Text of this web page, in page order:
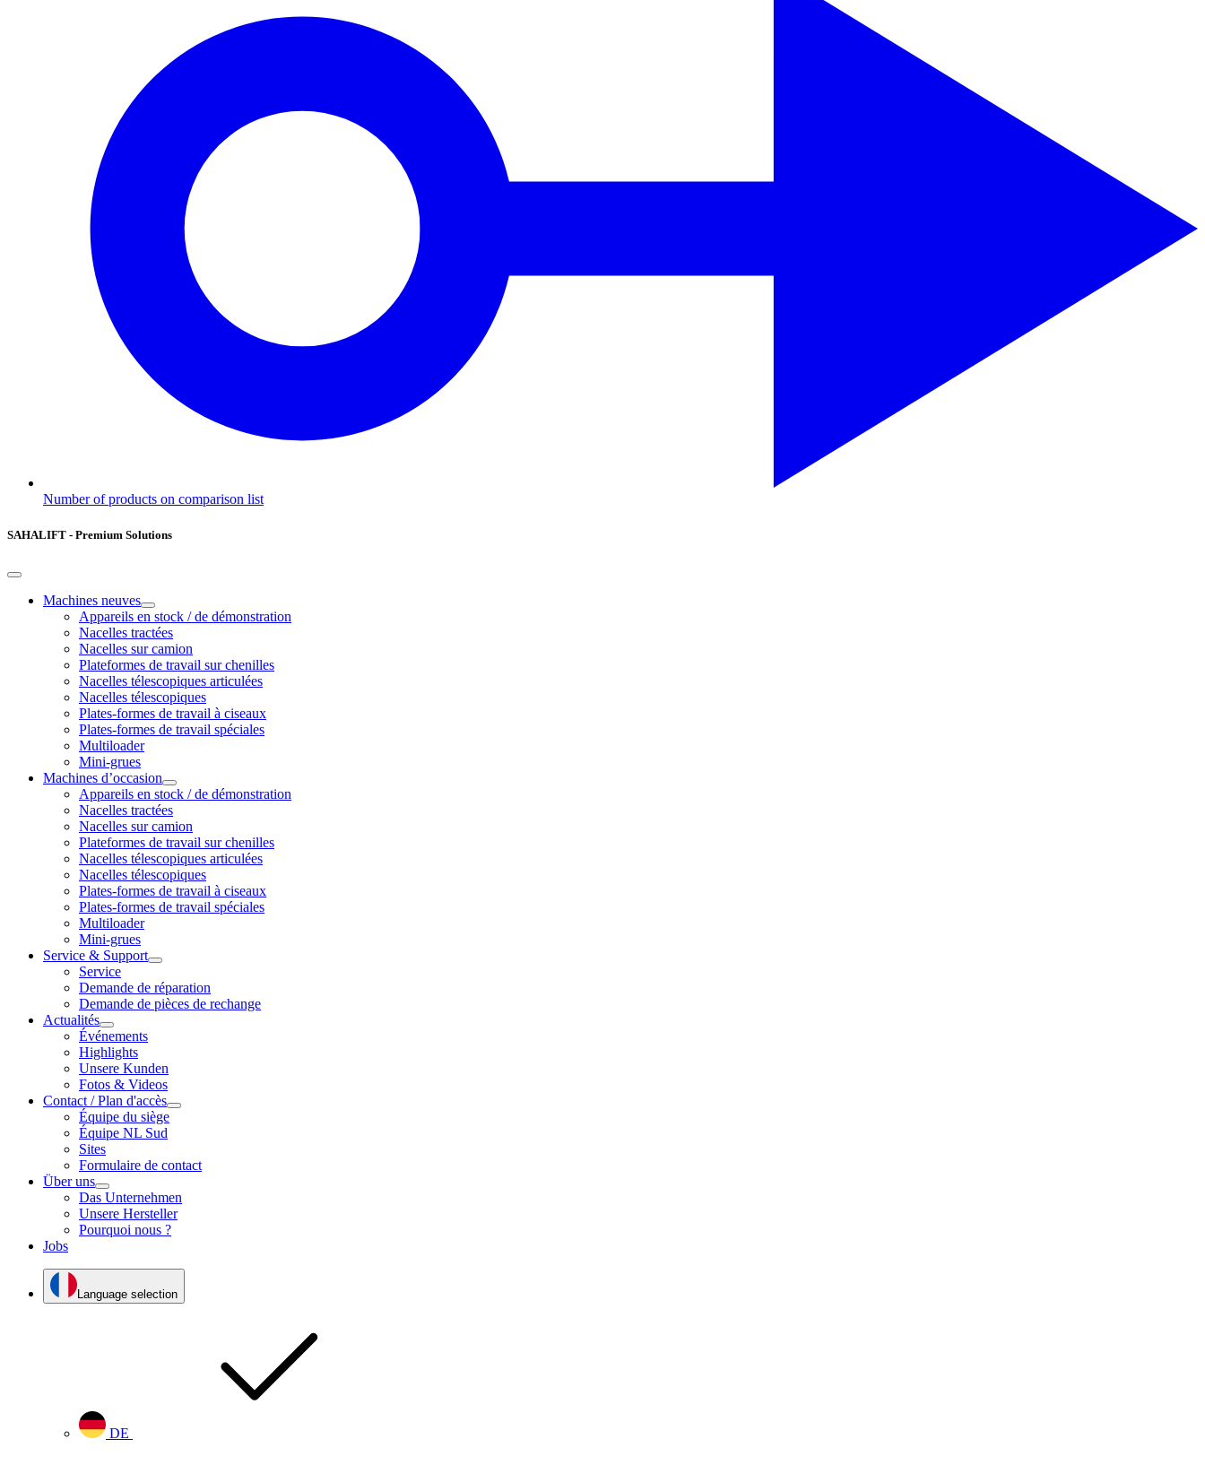
Number of products on comparison list
SAHALIFT - Premium Solutions
Machines neuves
Appareils en stock / de démonstration
Nacelles tractées
Nacelles sur camion
Plateformes de travail sur chenilles
Nacelles télescopiques articulées
Nacelles télescopiques
Plates-formes de travail à ciseaux
Plates-formes de travail spéciales
Multiloader
Mini-grues
Machines d’occasion
Appareils en stock / de démonstration
Nacelles tractées
Nacelles sur camion
Plateformes de travail sur chenilles
Nacelles télescopiques articulées
Nacelles télescopiques
Plates-formes de travail à ciseaux
Plates-formes de travail spéciales
Multiloader
Mini-grues
Service & Support
Service
Demande de réparation
Demande de pièces de rechange
Actualités
Événements
Highlights
Unsere Kunden
Fotos & Videos
Contact / Plan d'accès
Équipe du siège
Équipe NL Sud
Sites
Formulaire de contact
Über uns
Das Unternehmen
Unsere Hersteller
Pourquoi nous ?
Jobs
Language selection
DE